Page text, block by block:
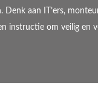
Denk aan IT’ers,
instructie om veilig en